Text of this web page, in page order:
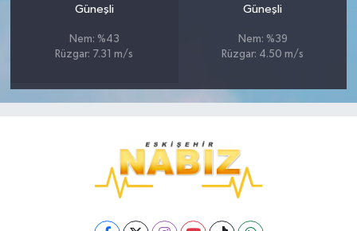
Güneşli
Nem: %43
Rüzgar: 7.31 m/s
Güneşli
Nem: %39
Rüzgar: 4.50 m/s